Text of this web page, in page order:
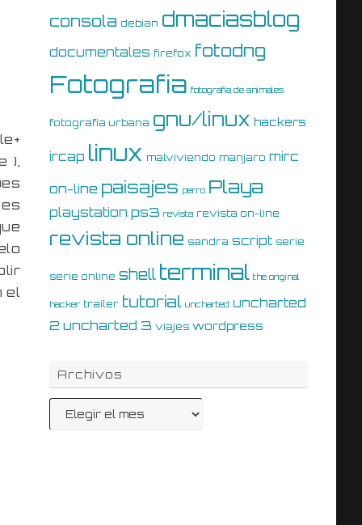
),
el
consola debian dmaciasblog
documentales firefox fotodng
Fotografia fotografia de animales
fotografia urbana gnu/linux hackers
ircap linux malviviendo manjaro mirc
on-line paisajes perro Playa
playstation ps3 revista revista on-line
revista online sandra script serie
serie online shell terminal the original
hacker trailer tutorial uncharted uncharted
2 uncharted 3 viajes wordpress
Archivos
Archivos